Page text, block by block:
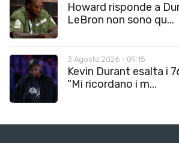
Howard risponde a
LeBron non sono qu...
3 Agosto 2026 - 09:15
Kevin Durant esalta i
“Mi ricordano i m...